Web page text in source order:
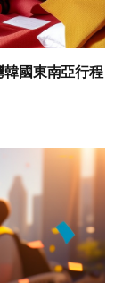
國東南亞行程